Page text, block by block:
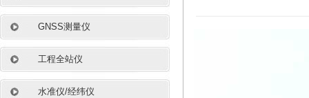
GNSS测量仪
工程全站仪
水准仪/经纬仪